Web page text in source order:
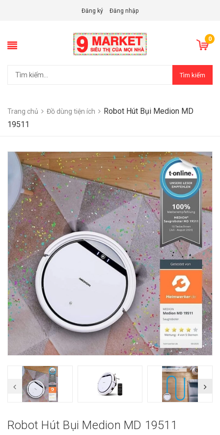
Đăng ký Đăng nhập
0
Tìm kiếm
Trang chủ Đồ dùng tiện ích
Robot Hút Bụi Medion MD
19511
Robot Hút Bụi Medion MD 19511